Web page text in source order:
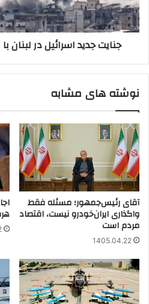
اسم
رمز
«تاریکی
ابدی»جنایت جدید اسرائیل در لبنان
نوشته های مشابه
آقای رئیس‌جمهور؛ مسئله فقط
واگذاری ایران‌خودرو نیست، اقتصاد
مردم است
1405.04.22